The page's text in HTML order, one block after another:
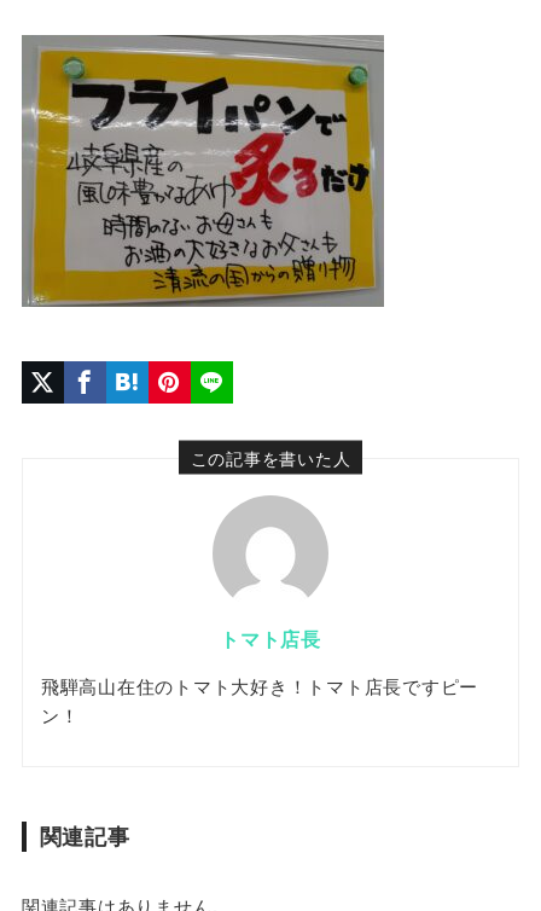
この記事を書いた人
トマト店長
飛騨高山在住のトマト大好き！トマト店長ですピー
ン！
関連記事
関連記事はありません。